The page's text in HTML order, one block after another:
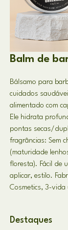
Balm de
Bálsamo para
cuidados
alimentado com
Ele hidrata
pontas secas/
fragrâncias: Sem
(maturidade
floresta). Fácil de
aplicar, estilo.
Cosmetics, 3-vida
Destaques